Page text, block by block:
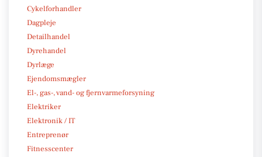
Cykelforhandler
Dagpleje
Detailhandel
Dyrehandel
Dyrlæge
Ejendomsmægler
El-, gas-, vand- og fjernvarmeforsyning
Elektriker
Elektronik / IT
Entreprenør
Fitnesscenter